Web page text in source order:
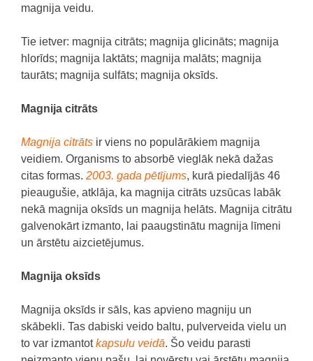
magnija veidu.
Tie ietver: magnija citrāts; magnija glicināts; magnija
hlorīds; magnija laktāts; magnija malāts; magnija
taurāts; magnija sulfāts; magnija oksīds.
Magnija citrāts
Magnija citrāts ir viens no populārākiem magnija
veidiem. Organisms to absorbē vieglāk nekā dažas
citas formas. 2003. gada pētījums, kurā piedalījās 46
pieaugušie, atklāja, ka magnija citrāts uzsūcas labāk
nekā magnija oksīds un magnija helāts. Magnija citrātu
galvenokārt izmanto, lai paaugstinātu magnija līmeni
un ārstētu aizcietējumus.
Magnija oksīds
Magnija oksīds ir sāls, kas apvieno magniju un
skābekli. Tas dabiski veido baltu, pulverveida vielu un
to var izmantotkapsulu veidā. Šo veidu parasti